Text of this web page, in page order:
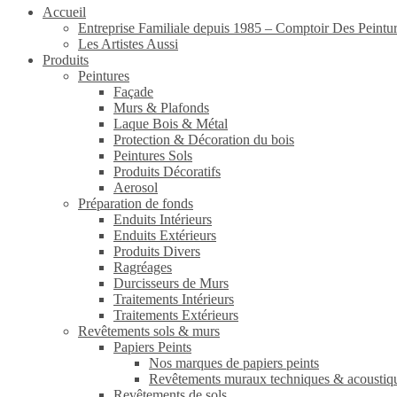
Accueil
Entreprise Familiale depuis 1985 – Comptoir Des
Les Artistes Aussi
Produits
Peintures
Façade
Murs & Plafonds
Laque Bois & Métal
Protection & Décoration du bois
Peintures Sols
Produits Décoratifs
Aerosol
Préparation de fonds
Enduits Intérieurs
Enduits Extérieurs
Produits Divers
Ragréages
Durcisseurs de Murs
Traitements Intérieurs
Traitements Extérieurs
Revêtements sols & murs
Papiers Peints
Nos marques de papiers peints
Revêtements muraux techniques &